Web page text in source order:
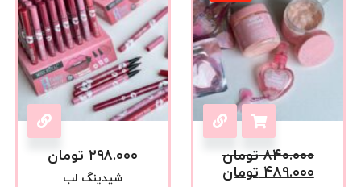
۸۴۰.۰۰۰ تومان
۴۸۹.۰۰۰ تومان
۲۹۸.۰۰۰ تومان
شیدینگ لب